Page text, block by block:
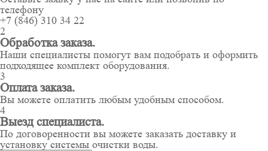
телефону
+7 (846) 310 34 22
2
Обработка заказа.
Наши специалисты помогут вам подобрать и оформить
подходящее комплект оборудования.
3
Оплата заказа.
Вы можете оплатить любым удобным способом.
4
Выезд специалиста.
По договоренности вы можете заказать доставку и
установку системы очистки воды.